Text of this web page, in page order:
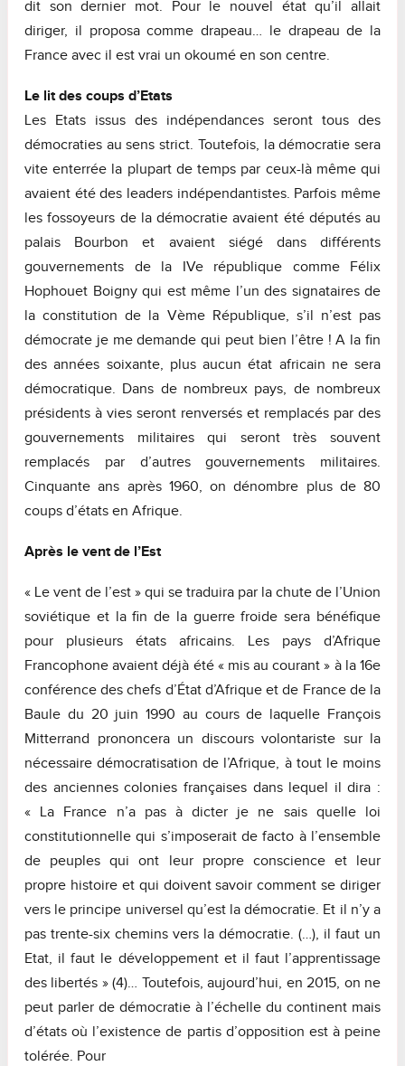
dit son dernier mot. Pour le nouvel état qu’il allait
diriger, il proposa comme drapeau… le drapeau de la
France avec il est vrai un okoumé en son centre.
Le lit des coups d’Etats
Les Etats issus des indépendances seront tous des
démocraties au sens strict. Toutefois, la démocratie sera
vite enterrée la plupart de temps par ceux-là même qui
avaient été des leaders indépendantistes. Parfois même
les fossoyeurs de la démocratie avaient été députés au
palais Bourbon et avaient siégé dans différents
gouvernements de la IVe république comme Félix
Hophouet Boigny qui est même l’un des signataires de
la constitution de la Vème République, s’il n’est pas
démocrate je me demande qui peut bien l’être ! A la fin
des années soixante, plus aucun état africain ne sera
démocratique. Dans de nombreux pays, de nombreux
présidents à vies seront renversés et remplacés par des
gouvernements militaires qui seront très souvent
remplacés par d’autres gouvernements militaires.
Cinquante ans après 1960, on dénombre plus de 80
coups d’états en Afrique.
Après le vent de l’Est
« Le vent de l’est » qui se traduira par la chute de l’Union
soviétique et la fin de la guerre froide sera bénéfique
pour plusieurs états africains. Les pays d’Afrique
Francophone avaient déjà été « mis au courant » à la 16e
conférence des chefs d’État d’Afrique et de France de la
Baule du 20 juin 1990 au cours de laquelle François
Mitterrand prononcera un discours volontariste sur la
nécessaire démocratisation de l’Afrique, à tout le moins
des anciennes colonies françaises dans lequel il dira :
« La France n’a pas à dicter je ne sais quelle loi
constitutionnelle qui s’imposerait de facto à l’ensemble
de peuples qui ont leur propre conscience et leur
propre histoire et qui doivent savoir comment se diriger
vers le principe universel qu’est la démocratie. Et il n’y a
pas trente-six chemins vers la démocratie. (…), il faut un
Etat, il faut le développement et il faut l’apprentissage
des libertés » (4)… Toutefois, aujourd’hui, en 2015, on ne
peut parler de démocratie à l’échelle du continent mais
d’états où l’existence de partis d’opposition est à peine
tolérée. Pour